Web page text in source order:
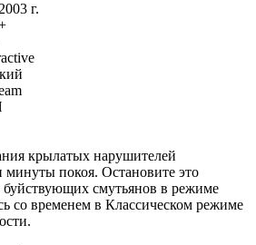
г.
крылатых нарушителей
минуты покоя. Остановите это
буйствующих смутьянов в режиме
со временем в Классическом режиме